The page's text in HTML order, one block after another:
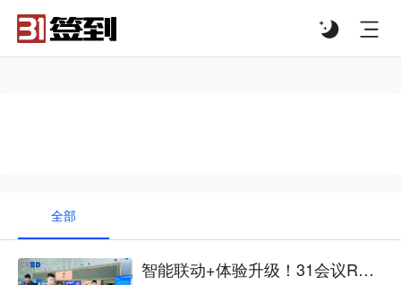
全部
智能联动+体验升级！31会议RFID签到，解锁活动全场景运营新范式